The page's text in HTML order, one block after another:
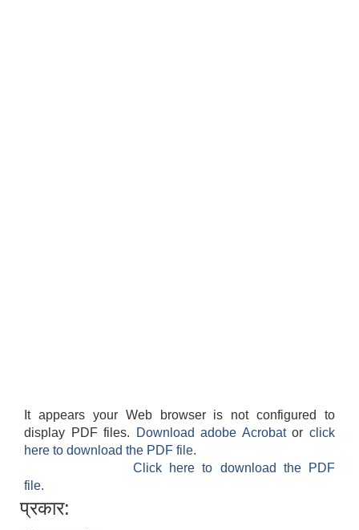
It appears your Web browser is not configured to
display PDF files.
Download adobe Acrobatorclick
here to download the PDF file.
Click here to download the PDF
file.
प्रकार: